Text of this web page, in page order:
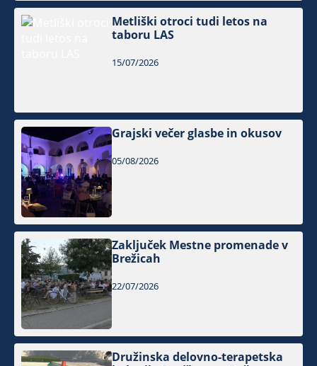
Metliški otroci tudi letos na
taboru LAS
15/07/2026
Grajski večer glasbe in okusov
05/08/2026
Zaključek Mestne promenade v
Brežicah
22/07/2026
Družinska delovno-terapetska